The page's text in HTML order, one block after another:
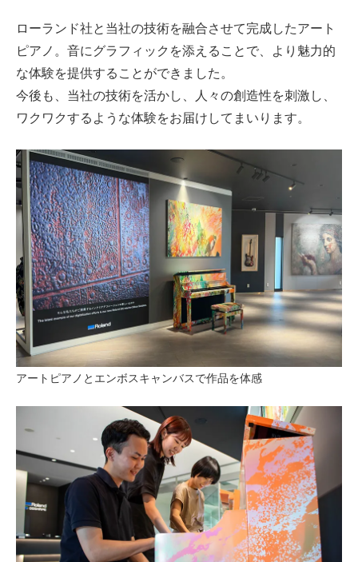
ローランド社と当社の技術を融合させて完成したアート
ピアノ。音にグラフィックを添えることで、より魅力的
な体験を提供することができました。
今後も、当社の技術を活かし、人々の創造性を刺激し、
ワクワクするような体験をお届けしてまいります。
アートピアノとエンボスキャンバスで作品を体感